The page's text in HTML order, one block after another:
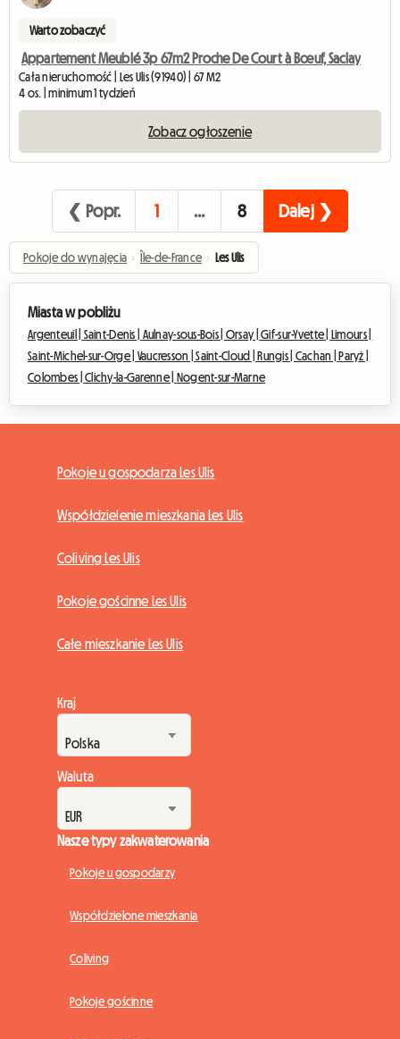
Warto zobaczyć
Appartement Meublé 3p 67m2 Proche De Court à Bœuf, Saclay
Cała nieruchomość | Les Ulis (91940) | 67 M2
4 os. | minimum 1 tydzień
Zobacz ogłoszenie
❮ Popr. 1 … 8 Dalej ❯
Pokoje do wynajęcia › Île-de-France › Les Ulis
Miasta w pobliżu
Argenteuil | Saint-Denis | Aulnay-sous-Bois | Orsay |Gif-sur-Yvette |
Limours |
Saint-Michel-sur-Orge | Vaucresson |Saint-Cloud | Rungis | Cachan |
Paryż |
Colombes |Clichy-la-Garenne | Nogent-sur-Marne
Pokoje u gospodarza Les Ulis
Współdzielenie mieszkania Les Ulis
Coliving Les Ulis
Pokoje gościnne Les Ulis
Całe mieszkanie Les Ulis
Kraj
Waluta
Nasze typy zakwaterowania
Pokoje u gospodarzy
Współdzielone mieszkania
Coliving
Pokoje gościnne